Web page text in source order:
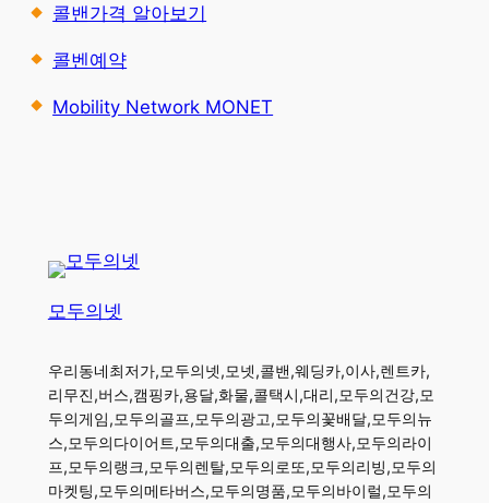
콜밴가격 알아보기
콜벤예약
Mobility Network MONET
모두의넷
우리동네최저가,모두의넷,모넷,콜밴,웨딩카,이사,렌트카,
리무진,버스,캠핑카,용달,화물,콜택시,대리,모두의건강,모
두의게임,모두의골프,모두의광고,모두의꽃배달,모두의뉴
스,모두의다이어트,모두의대출,모두의대행사,모두의라이
프,모두의랭크,모두의렌탈,모두의로또,모두의리빙,모두의
마켓팅,모두의메타버스,모두의명품,모두의바이럴,모두의